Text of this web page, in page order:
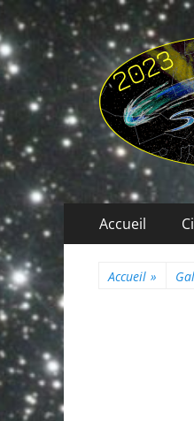
Menu
principal
Accueil
Accueil »